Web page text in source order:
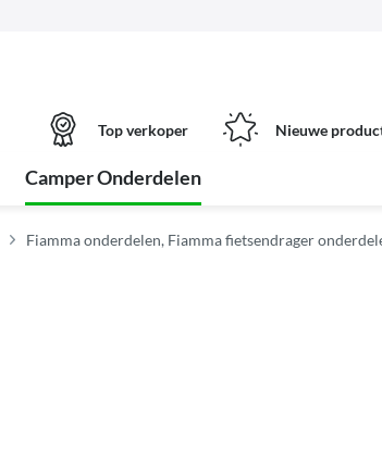
Top verkoper Nieuwe
Camper Onderdelen
Fiamma onderdelen, Fiamma fietsendrager